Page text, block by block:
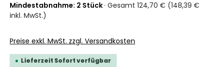
Mindestabnahme: 2 Stück · Gesamt 124,70 € (148,39 €
inkl. MwSt.)
Preise exkl. MwSt. zzgl. Versandkosten
Lieferzeit Sofort verfügbar